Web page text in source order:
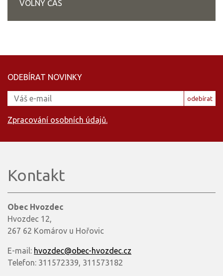
VOLNÝ ČAS
ODEBÍRAT NOVINKY
odebírat
Zpracování osobních údajů.
Kontakt
Obec Hvozdec
Hvozdec 12,
267 62 Komárov u Hořovic
E-mail: hvozdec@obec-hvozdec.cz
Telefon: 311572339, 311573182